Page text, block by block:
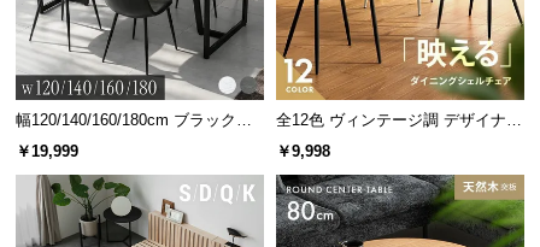
ネジ穴のカバーシール付属
幅120/140/160/180cm ブラックフ
レーム ダイニング 大理石調 4人掛
￥19,999
全12色 ヴィンテージ調 デザイナー
ズシェルチェア
￥9,998